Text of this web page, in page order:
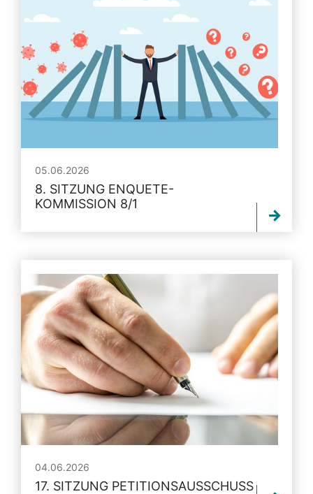
05.06.2026
8. SITZUNG ENQUETE-
KOMMISSION 8/1
04.06.2026
17. SITZUNG PETITIONSAUSSCHUSS